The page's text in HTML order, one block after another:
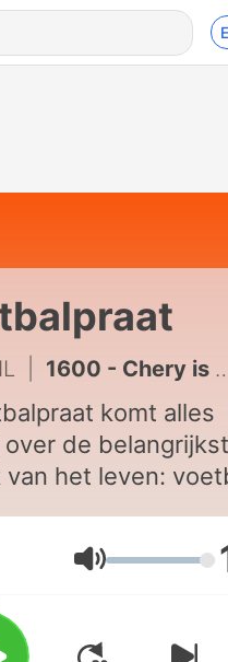
1600 - Chery is een zekerheidje en zorgen om Telstar-spelers | S02E05
komt alles
de
van het leven:
over het laatste
in de
pittige meningen
Ένταση